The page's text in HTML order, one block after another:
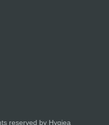
reserved by Hygiea